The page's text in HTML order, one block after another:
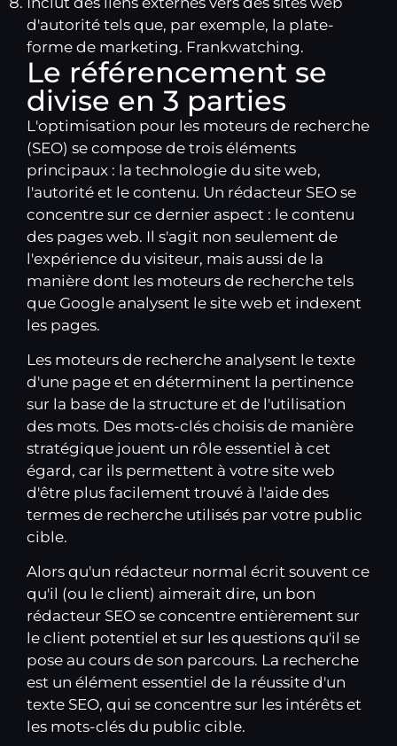
d'autorité tels que, par exemple, la plate-
forme de marketing. Frankwatching.
Le référencement se
divise en 3 parties
L'optimisation pour les moteurs de recherche
(SEO) se compose de trois éléments
principaux : la technologie du site web,
l'autorité et le contenu. Un rédacteur SEO se
concentre sur ce dernier aspect : le contenu
des pages web. Il s'agit non seulement de
l'expérience du visiteur, mais aussi de la
manière dont les moteurs de recherche tels
que Google analysent le site web et indexent
les pages.
Les moteurs de recherche analysent le texte
d'une page et en déterminent la pertinence
sur la base de la structure et de l'utilisation
des mots. Des mots-clés choisis de manière
stratégique jouent un rôle essentiel à cet
égard, car ils permettent à votre site web
d'être plus facilement trouvé à l'aide des
termes de recherche utilisés par votre public
cible.
Alors qu'un rédacteur normal écrit souvent ce
qu'il (ou le client) aimerait dire, un bon
rédacteur SEO se concentre entièrement sur
le client potentiel et sur les questions qu'il se
pose au cours de son parcours. La recherche
est un élément essentiel de la réussite d'un
texte SEO, qui se concentre sur les intérêts et
les mots-clés du public cible.